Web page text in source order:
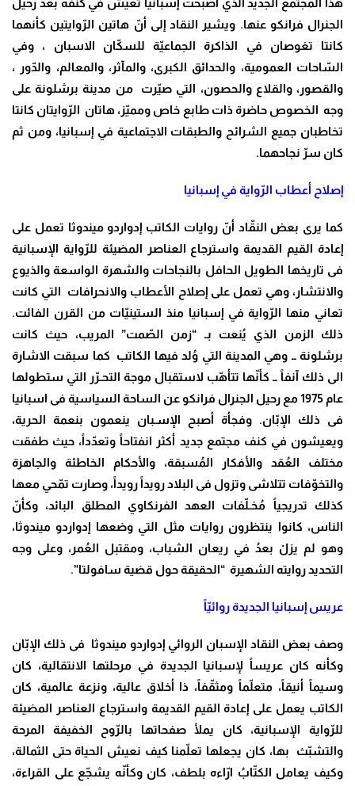
هذا المجتمع الجديد الذي أصبحت إسبانيا تعيش في كنفه بعد رحيل
الجنرال فرانكو عنها. ويشير النقاد إلى أنّ هاتين الرّوايتين كأنهما
كانتا تغوصان في الذاكرة الجماعيّة للسكّان الاسبان ، وفي
السّاحات العمومية، والحدائق الكبرى، والمآثر، والمعالم، والدّور ،
والقصور، والقلاع والحصون، التي صيّرت من مدينة برشلونة على
وجه الخصوص حاضرة ذات طابع خاص ومميّز، هاتان الرّوايتان كانتا
تخاطبان جميع الشرائح والطبقات الاجتماعية في إسبانيا، ومن ثم
كان سرّ نجاحهما.
إصلاح أعطاب الرّواية في إسبانيا
كما يرى بعض النقّاد أنّ روايات الكاتب إدواردو ميندوثا تعمل على
إعادة القيم القديمة واسترجاع العناصر المضيئة للرّواية الإسبانية
فى تاريخها الطويل الحافل بالنجاحات والشهرة الواسعة والذيوع
والانتشار، وهي تعمل على إصلاح الأعطاب والانحرافات التي كانت
تعاني منها الرّواية في إسبانيا منذ الستينيّات من القرن الفائت.
ذلك الزمن الذي يُنعت بـ “زمن الصّمت” المريب، حيث كانت
برشلونة ــ وهي المدينة التي وُلد فيها الكاتب كما سبقت الاشارة
الى ذلك آنفاً ــ كأنّها تتأهّب لاستقبال موجة التحـرّر التي ستطولها
عام 1975 مع رحيل الجنرال فرانكو عن الساحة السياسية فى اسبانيا
فى ذلك الإبّان. وفجأة أصبح الإسـبان ينعمون بنعمة الحرية،
ويعيشون في كنف مجتمع جديد أكثر انفتاحاً وتعدّداً، حيث طفقت
مختلف العُقد والأفكار المُسبقة، والأحكام الخاطئة والجاهزة
والتخوّفات تتلاشى وتزول فى البلاد رويداً رويداً، وصارت تمّحي معها
كذلك تدريجياً مُخـلّفات العهد الفرنكاوي المطلق البائد، وكأنّ
الناس، كانوا ينتظرون روايات مثل التي وضعها إدواردو ميندوثا،
وهو لم يزلْ بعدُ في ريعان الشباب، ومقتبل العُمر، وعلى وجه
التحديد روايته الشهيرة “الحقيقة حول قضية سافولتا”.
عريس إسبانيا الجديدة روائيّاً
وصف بعض النقاد الإسبان الروائي إدواردو ميندوثا فى ذلك الإبّان
وكأنه كان عريساً لإسبانيا الجديدة في مرحلتها الانتقالية، كان
وسيماً أنيقاً، متعلّماً ومثقّفاً، ذا أخلاق عالية، ونزعة عالمية، كان
الكاتب يعمل على إعادة القيم القديمة واسترجاع العناصر المضيئة
للرّواية الإسبانية، كان يملأ صفحاتها بالرّوح الخفيفة المرحة
والتشبّث بها، كان يجعلها تعلّمنا كيف نعيش الحياة حتى الثمالة،
وكيف يعامل الكتّابُ ارّاءه بلطف، كان وكأنّه يشجّع على القراءة،